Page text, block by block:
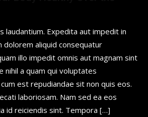
laudantium. Expedita aut impedit in
dolorem aliquid consequatur
illo impedit omnis aut magnam sint
nihil a quam qui voluptates
est repudiandae sit non quis eos.
laboriosam. Nam sed ea eos
id reiciendis sint. Tempora […]